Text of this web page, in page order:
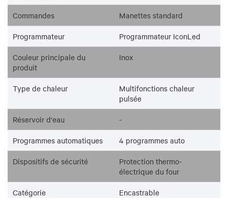
Commandes Manettes standard
Programmateur Programmateur IconLed
Couleur principale du
produit
Inox
Type de chaleur
Multifonctions chaleur
pulsée
Réservoir d'eau -
Programmes automatiques 4 programmes auto
Dispositifs de sécurité
Protection thermo-
électrique du four
Catégorie Encastrable